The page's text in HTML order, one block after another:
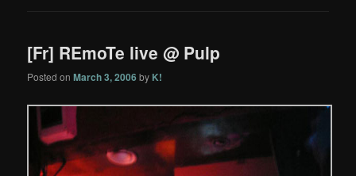
[Fr] REmoTe live @ Pulp
Posted onMarch 3, 2006 by K!